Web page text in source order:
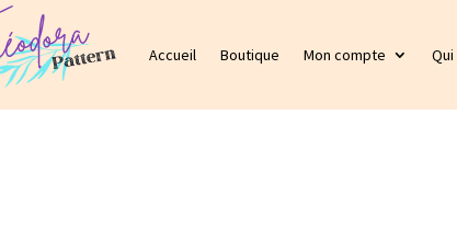
Accueil Boutique Mon compte